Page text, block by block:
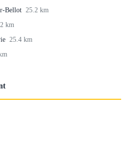
Bellot 25.2 km
km
25.4 km